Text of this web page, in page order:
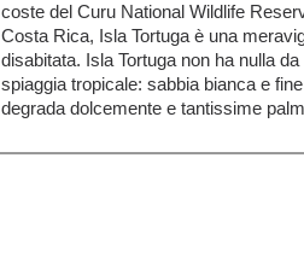
coste del Curu National Wildlife
Costa Rica, Isla Tortuga è una
disabitata. Isla Tortuga non ha nulla
spiaggia tropicale: sabbia bianca e
degrada dolcemente e tantissime